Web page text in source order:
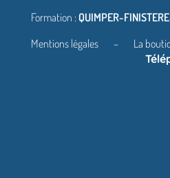
Formation : QUIMPER-
Mentions légales
– La